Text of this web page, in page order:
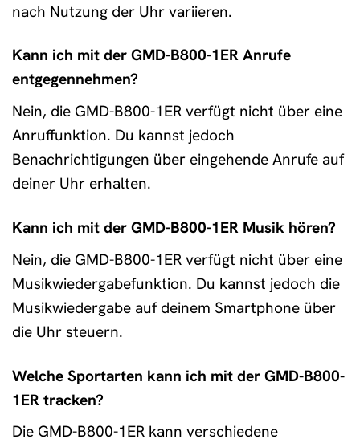
nach Nutzung der Uhr variieren.
Kann ich mit der GMD-B800-1ER Anrufe
entgegennehmen?
Nein, die GMD-B800-1ER verfügt nicht über eine
Anruffunktion. Du kannst jedoch
Benachrichtigungen über eingehende Anrufe auf
deiner Uhr erhalten.
Kann ich mit der GMD-B800-1ER Musik hören?
Nein, die GMD-B800-1ER verfügt nicht über eine
Musikwiedergabefunktion. Du kannst jedoch die
Musikwiedergabe auf deinem Smartphone über
die Uhr steuern.
Welche Sportarten kann ich mit der GMD-B800-
1ER tracken?
Die GMD-B800-1ER kann verschiedene